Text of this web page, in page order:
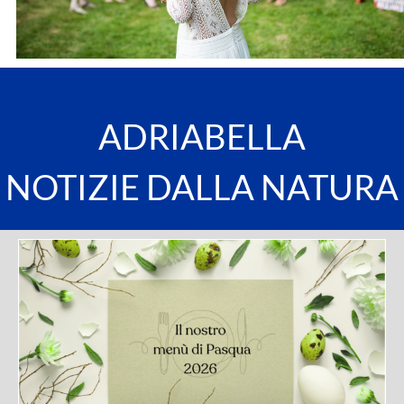
ADRIABELLA
NOTIZIE DALLA NATURA